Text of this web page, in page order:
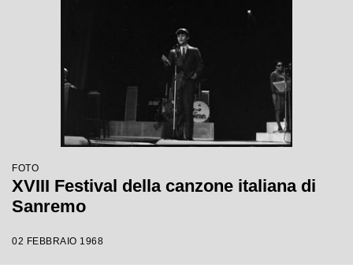
FOTO
XVIII Festival della canzone italiana di
Sanremo
02 FEBBRAIO 1968